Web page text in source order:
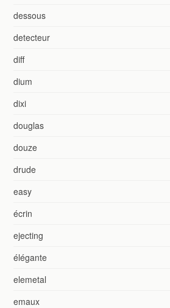
dessous
detecteur
diff
dium
dixi
douglas
douze
drude
easy
écrin
ejecting
élégante
elemetal
emaux